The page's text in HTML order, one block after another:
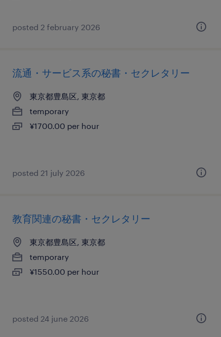
posted 2 february 2026
流通・サービス系の秘書・セクレタリー
東京都豊島区, 東京都
temporary
¥1700.00 per hour
posted 21 july 2026
教育関連の秘書・セクレタリー
東京都豊島区, 東京都
temporary
¥1550.00 per hour
posted 24 june 2026